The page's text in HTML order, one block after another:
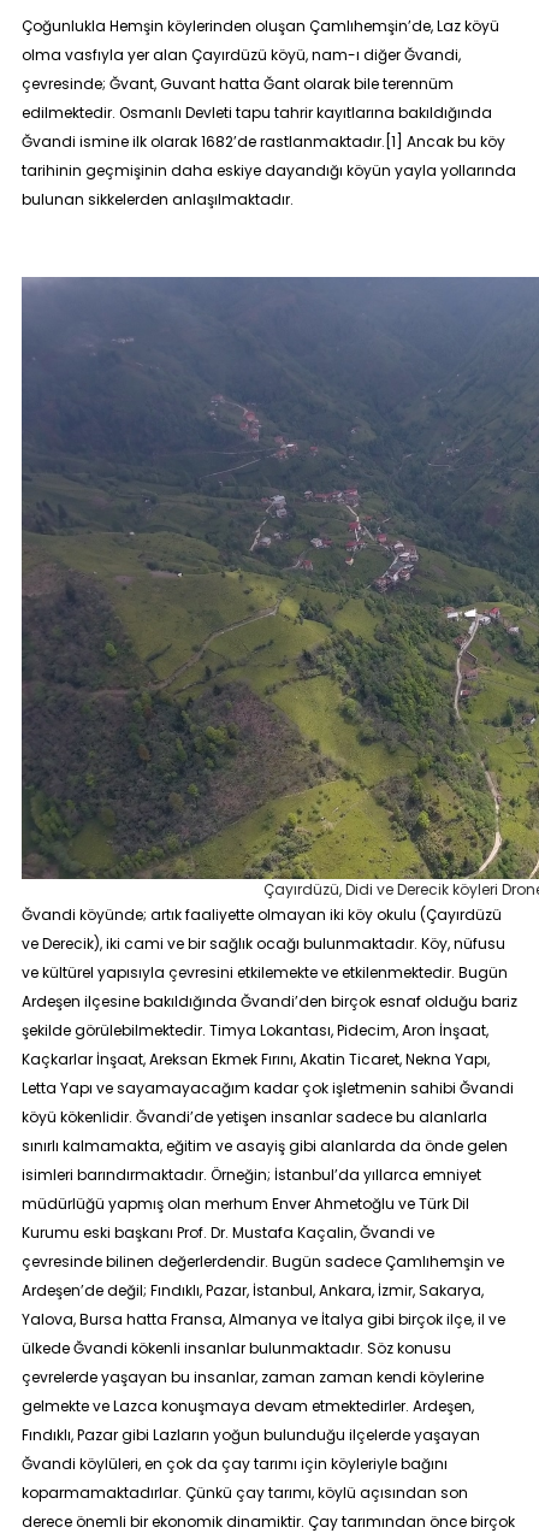
Çoğunlukla Hemşin köylerinden oluşan Çamlıhemşin’de, Laz köyü
olma vasfıyla yer alan Çayırdüzü köyü, nam-ı diğerĞvandi,
çevresinde; Ğvant, Guvant hatta Ğant olarak bile terennüm
edilmektedir. Osmanlı Devleti tapu tahrir kayıtlarına bakıldığında
Ğvandi ismine ilk olarak 1682’de rastlanmaktadır. [1] Ancak bu köy
tarihinin geçmişinin daha eskiye dayandığı köyün yayla yollarında
bulunan sikkelerden anlaşılmaktadır.
Çayırdüzü, Didi ve Derecik köyleri
Ğvandi köyünde; artık faaliyette olmayan iki köy okulu (Çayırdüzü
ve Derecik), iki cami ve bir sağlık ocağı bulunmaktadır. Köy, nüfusu
ve kültürel yapısıyla çevresini etkilemekte ve etkilenmektedir. Bugün
Ardeşen ilçesine bakıldığında Ğvandi’den birçok esnaf olduğu bariz
şekilde görülebilmektedir. Timya Lokantası, Pidecim, Aron İnşaat,
Kaçkarlar İnşaat, Areksan Ekmek Fırını, Akatin Ticaret, Nekna Yapı,
Letta Yapı ve sayamayacağım kadar çok işletmenin sahibi Ğvandi
köyü kökenlidir. Ğvandi’de yetişen insanlar sadece bu alanlarla
sınırlı kalmamakta, eğitim ve asayiş gibi alanlarda da önde gelen
isimleri barındırmaktadır. Örneğin; İstanbul’da yıllarca emniyet
müdürlüğü yapmış olan merhum Enver Ahmetoğlu ve Türk Dil
Kurumu eski başkanı Prof. Dr. Mustafa Kaçalin, Ğvandi ve
çevresinde bilinen değerlerdendir. Bugün sadece Çamlıhemşin ve
Ardeşen’de değil; Fındıklı, Pazar, İstanbul, Ankara, İzmir, Sakarya,
Yalova, Bursa hatta Fransa, Almanya ve İtalya gibi birçok ilçe, il ve
ülkede Ğvandi kökenli insanlar bulunmaktadır. Söz konusu
çevrelerde yaşayan bu insanlar, zaman zaman kendi köylerine
gelmekte ve Lazca konuşmaya devam etmektedirler. Ardeşen,
Fındıklı, Pazar gibi Lazların yoğun bulunduğu ilçelerde yaşayan
Ğvandi köylüleri, en çok da çay tarımı için köyleriyle bağını
koparmamaktadırlar. Çünkü çay tarımı, köylü açısından son
derece önemli bir ekonomik dinamiktir. Çay tarımından önce birçok